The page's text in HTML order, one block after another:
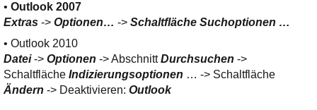
• Outlook 2007
Extras -> Optionen… ->Schaltfläche Suchoptionen …
• Outlook 2010
Datei-> Optionen -> AbschnittDurchsuchen ->
Schaltfläche Indizierungsoptionen … -> Schaltfläche
Ändern -> Deaktivieren: Outlook